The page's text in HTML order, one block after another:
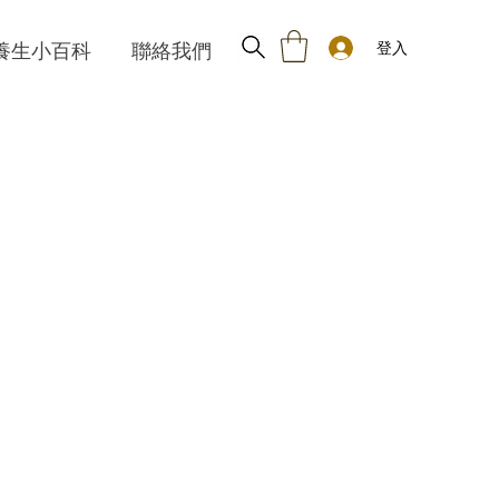
生小百科 聯絡我們 登入